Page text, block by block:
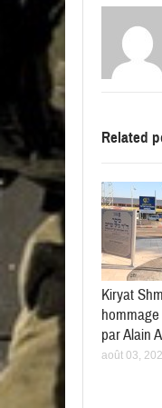
Related
Kiryat
par Alain
août 03,